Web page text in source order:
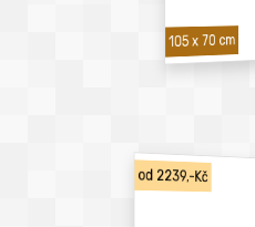
105 x 70 cm
od 2239,-Kč